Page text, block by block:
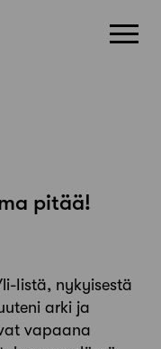
pitää!
Iistä, nykyisestä
arki ja
vapaana